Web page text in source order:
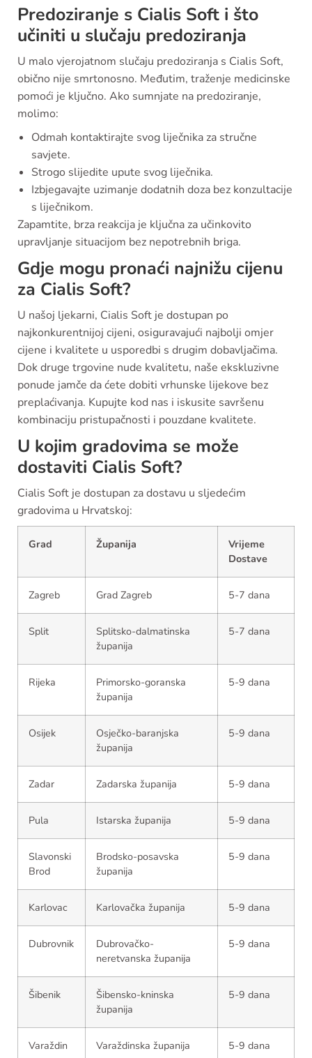
Predoziranje s Cialis Soft i što
učiniti u slučaju predoziranja
U malo vjerojatnom slučaju predoziranja s Cialis Soft,
obično nije smrtonosno. Međutim, traženje medicinske
pomoći je ključno. Ako sumnjate na predoziranje,
molimo:
Odmah kontaktirajte svog liječnika za stručne
savjete.
Strogo slijedite upute svog liječnika.
Izbjegavajte uzimanje dodatnih doza bez konzultacije
s liječnikom.
Zapamtite, brza reakcija je ključna za učinkovito
upravljanje situacijom bez nepotrebnih briga.
Gdje mogu pronaći najnižu cijenu
za Cialis Soft?
U našoj ljekarni, Cialis Soft je dostupan po
najkonkurentnijoj cijeni, osiguravajući najbolji omjer
cijene i kvalitete u usporedbi s drugim dobavljačima.
Dok druge trgovine nude kvalitetu, naše ekskluzivne
ponude jamče da ćete dobiti vrhunske lijekove bez
preplaćivanja. Kupujte kod nas i iskusite savršenu
kombinaciju pristupačnosti i pouzdane kvalitete.
U kojim gradovima se može
dostaviti Cialis Soft?
Cialis Soft je dostupan za dostavu u sljedećim
gradovima u Hrvatskoj:
Grad Županija
Vrijeme
Dostave
Zagreb Grad Zagreb 5-7 dana
Split
Splitsko-dalmatinska
županija
5-7 dana
Rijeka
Primorsko-goranska
županija
5-9 dana
Osijek
Osječko-baranjska
županija
5-9 dana
Zadar Zadarska županija 5-9 dana
Pula Istarska županija 5-9 dana
Slavonski
Brod
Brodsko-posavska
županija
5-9 dana
Karlovac Karlovačka županija 5-9 dana
Dubrovnik
Dubrovačko-
neretvanska županija
5-9 dana
Šibenik
Šibensko-kninska
županija
5-9 dana
Varaždin Varaždinska županija 5-9 dana